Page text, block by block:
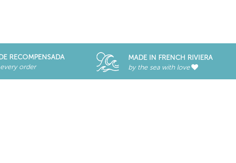
RECOMPENSADA
order
MADE IN FRENCH RIVIERA
by the sea with love